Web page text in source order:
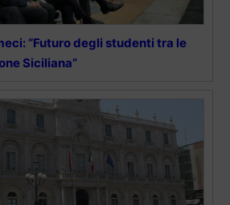
“Futuro degli studenti tra le
Siciliana”